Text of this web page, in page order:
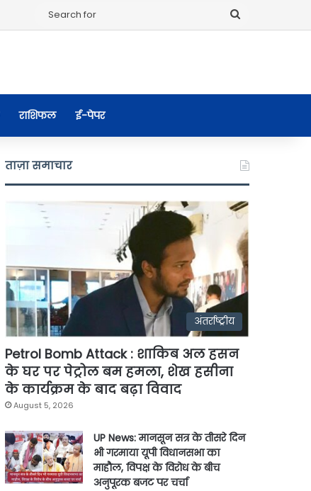
राशिफल ई-पेपर
ताज़ा समाचार
अंतर्राष्ट्रीय
Petrol Bomb Attack : शाकिब अल हसन
के घर पर पेट्रोल बम हमला, शेख हसीना
के कार्यक्रम के बाद बढ़ा विवाद
August 5, 2026
UP News: मानसून सत्र के तीसरे दिन
भी गरमाया यूपी विधानसभा का
माहौल, विपक्ष के विरोध के बीच
अनुपूरक बजट पर चर्चा